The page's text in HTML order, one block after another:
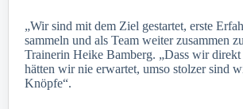
„Wir sind mit dem Ziel gestartet, erste
sammeln und als Team weiter zusammen
Trainerin Heike Bamberg. „Dass wir
hätten wir nie erwartet, umso stolzer sind
Knöpfe“.